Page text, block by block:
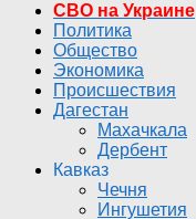
СВО на Украине
Политика
Общество
Экономика
Происшествия
Дагестан
Махачкала
Дербент
Кавказ
Чечня
Ингушетия